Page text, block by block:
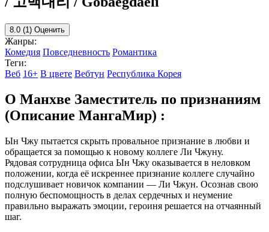
8.0 (1) Оценить
Жанры:
Комедия Повседневность Романтика
Теги:
Веб 16+ В цвете Вебтун Республика Корея
О Манхве Заместитель по признаниям
(Описание МангаМир) :
Ын Чжу пытается скрыть провальное признание в любви и
обращается за помощью к новому коллеге Ли Чжуну.
Рядовая сотрудница офиса Ын Чжу оказывается в неловком
положении, когда её искреннее признание коллеге случайно
подслушивает новичок компании — Ли Чжун. Осознав свою
полную беспомощность в делах сердечных и неумение
правильно выражать эмоции, героиня решается на отчаянный
шаг.